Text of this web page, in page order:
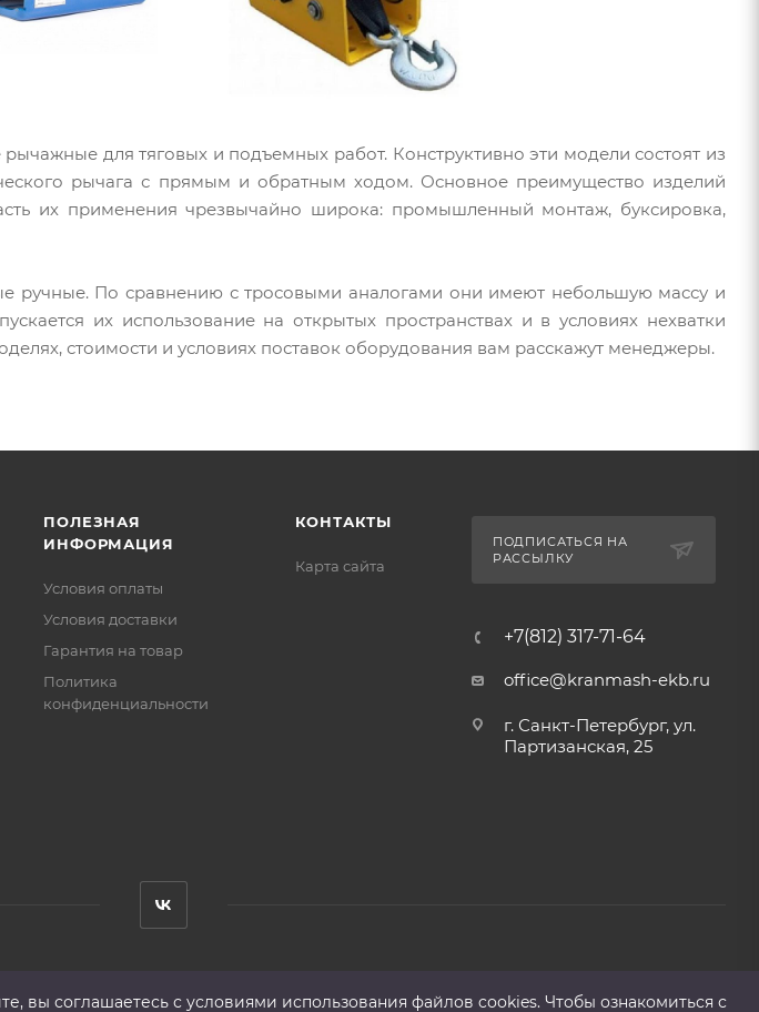
для тяговых и подъемных работ. Конструктивно эти модели состоят из
рычага с прямым и обратным ходом. Основное преимущество изделий
их применения чрезвычайно широка: промышленный монтаж, буксировка,
ручные. По сравнению с тросовыми аналогами они имеют небольшую массу и
их использование на открытых пространствах и в условиях нехватки
стоимости и условиях поставок оборудования вам расскажут менеджеры.
ПОЛЕЗНАЯ
ИНФОРМАЦИЯ
Условия оплаты
Условия доставки
Гарантия на товар
Политика
конфиденциальности
КОНТАКТЫ
Карта сайта
ПОДПИСАТЬСЯ НА
РАССЫЛКУ
+7(812) 317-71-64
office@kranmash-ekb.ru
г. Санкт-Петербург, ул.
Партизанская, 25
вы соглашаетесь с условиями использования файлов cооkies. Чтобы ознакомиться с